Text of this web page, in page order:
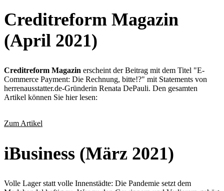
Creditreform Magazin
(April 2021)
Creditreform Magazin erscheint der Beitrag mit dem Titel "E-
Commerce Payment: Die Rechnung, bitte!?" mit Statements von
herrenausstatter.de-Gründerin Renata DePauli. Den gesamten
Artikel können Sie hier lesen:
Zum Artikel
iBusiness (März 2021)
Volle Lager statt volle Innenstädte: Die Pandemie setzt dem